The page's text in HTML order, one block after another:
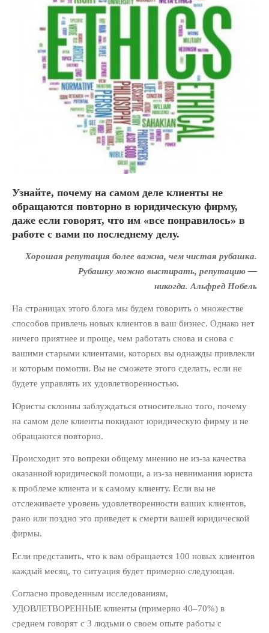
Политика обработки
персональных данных
Рассылка «Юридический
СВЕЖИЕ ЗАПИСИ
Из третьего мира в первый:
Как использовать опыт
Сингапура, чтобы преуспеть в
маркетинга
Как продавать абонентское
юридическое обслуживание:
Пошаговый алгоритм
Юридический маркетинг на
клиентов на “раз-два-три”
ведению клиентской рассылки
для юридической фирмы
PR Юридического Бизнеса (18)
Интернет-Маркетинг
Развитие Юридического
Бизнеса (94)
Фирмой Или Практикой(10)
Юридический Маркетинг (112)
ОБЛАКО ТЕГОВ
Email-маркетинг KPI
PR ROI SEO SMM
Видео-маркетинг
Гонорарная политика
Узнайте, почему на самом деле клиенты не
обращаются повторно в юридическую фирму,
даже если говорят, что им «все понравилось» в
работе с вами по последнему делу.
Хорошая репутация более важна, чем чистая рубашка.
Рубашку можно выстирать, репутацию —
никогда. Альфред Нобель
На страницах этого блога мы будем говорить о множестве
способов привлечь новых клиентов в ваш бизнес. Однако нет
ничего приятнее и проще, чем работать снова и снова с
вашими старыми клиентами, которых вы однажды привлекли
и которым помогли. Вы не сможете этого сделать, если не
будете управлять их удовлетворенностью.
Юристы склонны заблуждаться относительно того, почему
на самом деле клиенты покидают юридическую фирму и не
обращаются повторно.
Происходит это вопреки общему мнению не из-за качества
оказанной юридической помощи, а из-за невнимания юриста
к проблеме клиента и к самому клиенту. Если вы не
отслеживаете уровень удовлетворенности ваших клиентов,
рано или поздно это приведет к смерти вашей юридической
фирмы.
Если представить, что к вам обращается 100 новых клиентов
каждый месяц, то ситуация будет примерно следующая.
Согласно проведенным исследованиям,
УДОВЛЕТВОРЕННЫЕ клиенты (примерно 40–70%) в
среднем говорят с 3 людьми о своем опыте работы с